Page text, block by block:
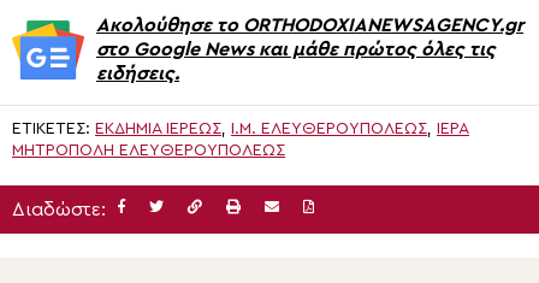
Ακολούθησε το ORTHODOXIANEWSAGENCY.gr
στο Google News και μάθε πρώτος όλες τις
ειδήσεις.
ΕΤΙΚΈΤΕΣ: ΕΚΔΗΜΊΑ ΙΕΡΈΩΣ, Ι.Μ. ΕΛΕΥΘΕΡΟΥΠΌΛΕΩΣ,
ΙΕΡΆ
ΜΗΤΡΌΠΟΛΗ ΕΛΕΥΘΕΡΟΥΠΌΛΕΩΣ
Διαδώστε: